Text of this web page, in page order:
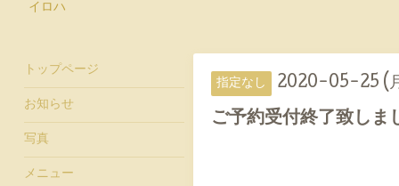
イロハ
指定なし 2020-05-25 (
ご予約受付終了致しま
トップページ
お知らせ
写真
メニュー